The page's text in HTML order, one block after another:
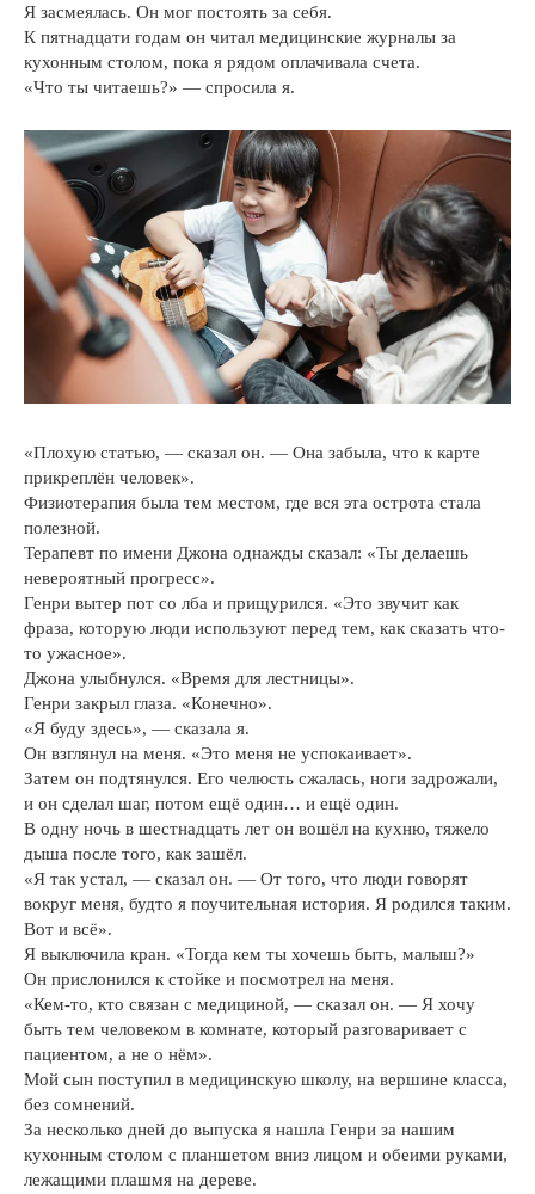
Я засмеялась. Он мог постоять за себя.
К пятнадцати годам он читал медицинские журналы за
кухонным столом, пока я рядом оплачивала счета.
«Что ты читаешь?» — спросила я.
«Плохую статью, — сказал он. — Она забыла, что к карте
прикреплён человек».
Физиотерапия была тем местом, где вся эта острота стала
полезной.
Терапевт по имени Джона однажды сказал: «Ты делаешь
невероятный прогресс».
Генри вытер пот со лба и прищурился. «Это звучит как
фраза, которую люди используют перед тем, как сказать что-
то ужасное».
Джона улыбнулся. «Время для лестницы».
Генри закрыл глаза. «Конечно».
«Я буду здесь», — сказала я.
Он взглянул на меня. «Это меня не успокаивает».
Затем он подтянулся. Его челюсть сжалась, ноги задрожали,
и он сделал шаг, потом ещё один… и ещё один.
В одну ночь в шестнадцать лет он вошёл на кухню, тяжело
дыша после того, как зашёл.
«Я так устал, — сказал он. — От того, что люди говорят
вокруг меня, будто я поучительная история. Я родился таким.
Вот и всё».
Я выключила кран. «Тогда кем ты хочешь быть, малыш?»
Он прислонился к стойке и посмотрел на меня.
«Кем-то, кто связан с медициной, — сказал он. — Я хочу
быть тем человеком в комнате, который разговаривает с
пациентом, а не о нём».
Мой сын поступил в медицинскую школу, на вершине класса,
без сомнений.
За несколько дней до выпуска я нашла Генри за нашим
кухонным столом с планшетом вниз лицом и обеими руками,
лежащими плашмя на дереве.